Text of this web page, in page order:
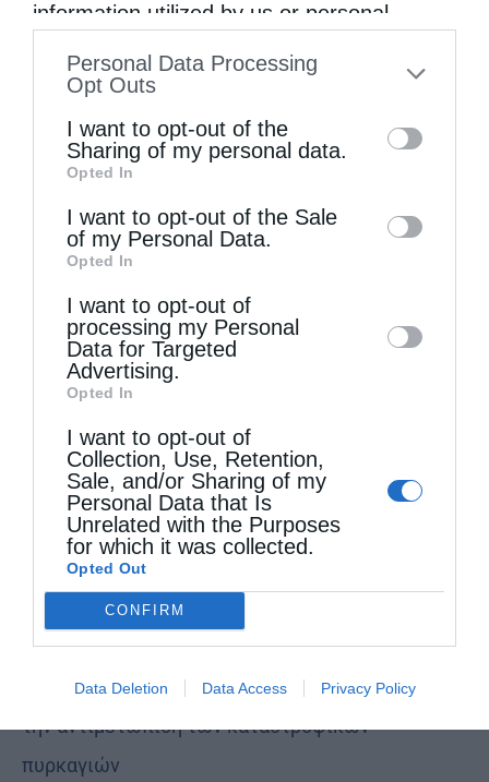
information utilized by us or personal
to your opt-out. You may separately opt-out
information by third parties on the IAB’s list
of downstream participants. This
information may also be disclosed by us to
third parties on theIAB’s List of
Downstream Participants
disclose it to other third parties.
Personal Data Processing
Opt Outs
I want to opt-out of the
Sharing of my personal data.
Opted In
I want to opt-out of the Sale
of my Personal Data.
Opted In
I want to opt-out of
processing my Personal
Data for Targeted
Advertising.
Opted In
I want to opt-out of
Collection, Use, Retention,
Sale, and/or Sharing of my
Personal Data that Is
Unrelated with the Purposes
for which it was collected.
Opted Out
CONFIRM
Data Deletion Data Access Privacy Policy
Τελευταία άρθρα
Η LEROY MERLIN στηρίζει τον Ελληνικό Ερυθρό
Σταυρό με δωρεά επιχειρησιακού εξοπλισμού για
την αντιμετώπιση των καταστροφικών
πυρκαγιών